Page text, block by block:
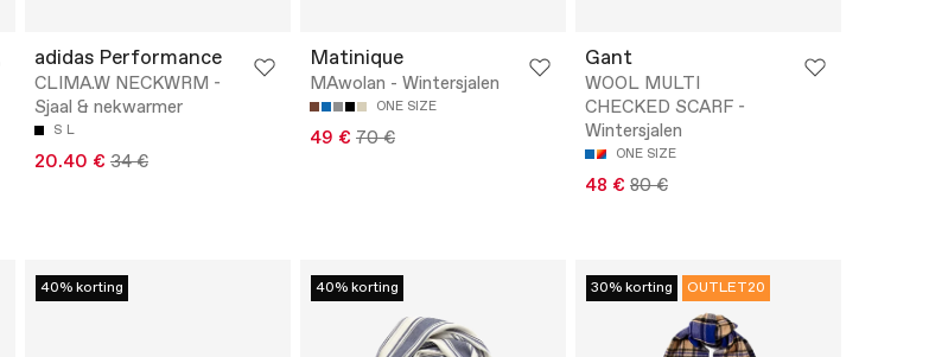
adidas Performance
CLIMA.W NECKWRM -
Sjaal & nekwarmer
S L
20.40 € 34 €
Matinique
MAwolan - Wintersjalen
ONE SIZE
49 € 70 €
Gant
WOOL MULTI
CHECKED SCARF -
Wintersjalen
ONE SIZE
48 € 80 €
40% korting 40% korting 30% korting OUTLET20